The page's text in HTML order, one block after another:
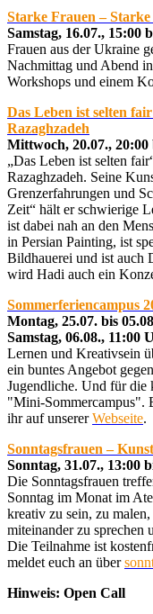
Starke Frauen –
Samstag, 16.07., 15:00
Frauen aus der Ukraine
Nachmittag und Abend
Workshops und einem
Das Leben ist selten
Razaghzadeh
Mittwoch, 20.07.,
„Das Leben ist selten
Razaghzadeh. Seine
Grenzerfahrungen und
Zeit“ hält er schwierige
ist dabei nah an den
in Persian Painting, ist
Bildhauerei und ist auch
wird Hadi auch ein
Sommerferiencampus
Montag, 25.07. bis
Samstag, 06.08., 11:00
Lernen und Kreativsein
ein buntes Angebot
Jugendliche. Und für die
"Mini-Sommercampus".
ihr auf unsererWebseite.
Sonntagsfrauen –
Sonntag, 31.07., 13:00
Die Sonntagsfrauen
Sonntag im Monat im
kreativ zu sein, zu
miteinander zu sprechen
Die Teilnahme ist
meldet euch an über
Hinweis: Open Call